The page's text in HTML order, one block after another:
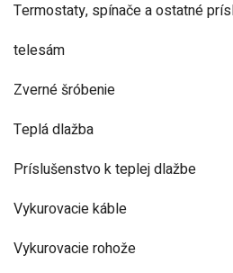
Termostaty, spínače a ostatné
telesám
Zverné šróbenie
Teplá dlažba
Príslušenstvo k teplej dlažbe
Vykurovacie káble
Vykurovacie rohože